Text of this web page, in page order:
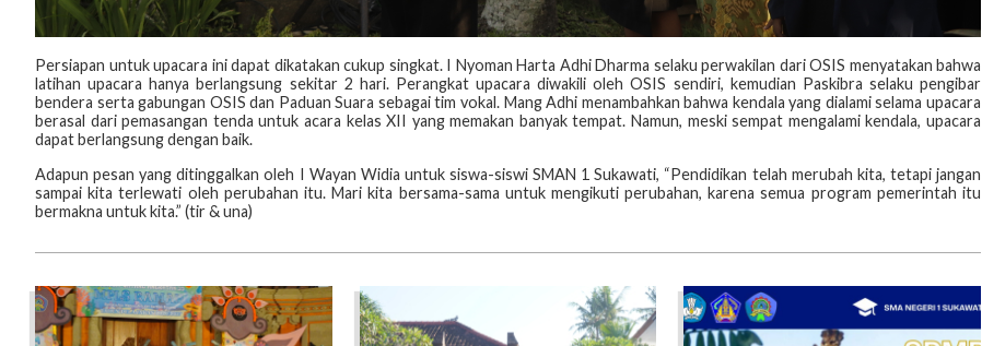
Persiapan untuk upacara ini dapat dikatakan cukup singkat. I Nyoman Harta Adhi Dharma selaku perwakilan dari OSIS menyatakan bahwa
latihan upacara hanya berlangsung sekitar 2 hari. Perangkat upacara diwakili oleh OSIS sendiri, kemudian Paskibra selaku pengibar
bendera serta gabungan OSIS dan Paduan Suara sebagai tim vokal. Mang Adhi menambahkan bahwa kendala yang dialami selama upacara
berasal dari pemasangan tenda untuk acara kelas XII yang memakan banyak tempat. Namun, meski sempat mengalami kendala, upacara
dapat berlangsung dengan baik.
Adapun pesan yang ditinggalkan oleh I Wayan Widia untuk siswa-siswi SMAN 1 Sukawati, “Pendidikan telah merubah kita, tetapi jangan
sampai kita terlewati oleh perubahan itu. Mari kita bersama-sama untuk mengikuti perubahan, karena semua program pemerintah itu
bermakna untuk kita.” (tir & una)